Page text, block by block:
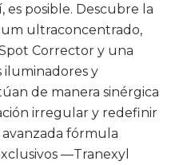
es posible. Descubre la
ultraconcentrado,
Corrector y una
iluminadores y
de manera sinérgica
irregular y redefinir
fórmula
—Tranexyl